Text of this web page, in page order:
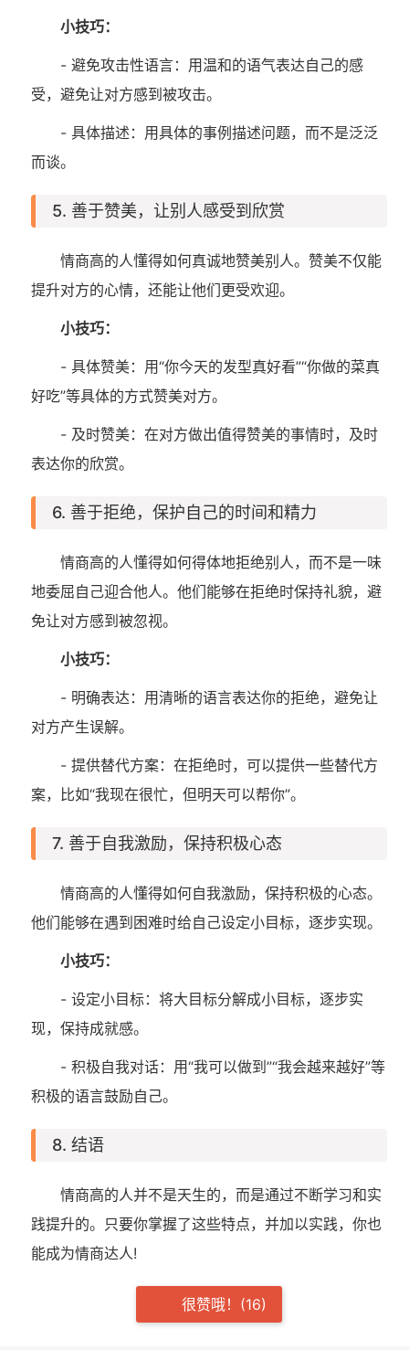
小技巧：
- 避免攻击性语言：用温和的语气表达自己的感
受，避免让对方感到被攻击。
- 具体描述：用具体的事例描述问题，而不是泛泛
而谈。
5. 善于赞美，让别人感受到欣赏
情商高的人懂得如何真诚地赞美别人。赞美不仅能
提升对方的心情，还能让他们更受欢迎。
小技巧：
- 具体赞美：用“你今天的发型真好看”“你做的菜真
好吃”等具体的方式赞美对方。
- 及时赞美：在对方做出值得赞美的事情时，及时
表达你的欣赏。
6. 善于拒绝，保护自己的时间和精力
情商高的人懂得如何得体地拒绝别人，而不是一味
地委屈自己迎合他人。他们能够在拒绝时保持礼貌，避
免让对方感到被忽视。
小技巧：
- 明确表达：用清晰的语言表达你的拒绝，避免让
对方产生误解。
- 提供替代方案：在拒绝时，可以提供一些替代方
案，比如“我现在很忙，但明天可以帮你”。
7. 善于自我激励，保持积极心态
情商高的人懂得如何自我激励，保持积极的心态。
他们能够在遇到困难时给自己设定小目标，逐步实现。
小技巧：
- 设定小目标：将大目标分解成小目标，逐步实
现，保持成就感。
- 积极自我对话：用“我可以做到”“我会越来越好”等
积极的语言鼓励自己。
8. 结语
情商高的人并不是天生的，而是通过不断学习和实
践提升的。只要你掌握了这些特点，并加以实践，你也
能成为情商达人!
很赞哦！(16)